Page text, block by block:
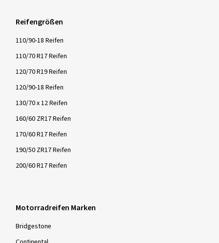
Reifengrößen
110/90-18 Reifen
110/70 R17 Reifen
120/70 R19 Reifen
120/90-18 Reifen
130/70 x 12 Reifen
160/60 ZR17 Reifen
170/60 R17 Reifen
190/50 ZR17 Reifen
200/60 R17 Reifen
Motorradreifen Marken
Bridgestone